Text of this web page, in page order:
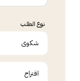
نوع الطلب
شكوى
اقتراح